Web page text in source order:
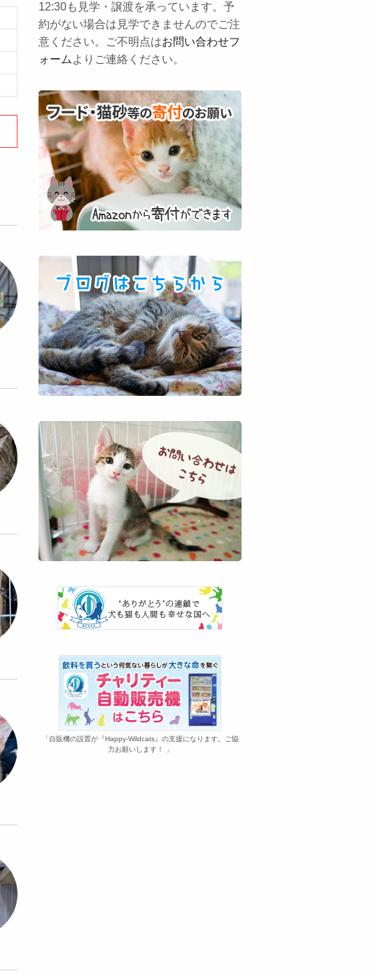
12:30も見学・譲渡を承っています。予
約がない場合は見学できませんのでご注
意ください。ご不明点はお問い合わせフ
ォーム よりご連絡ください。
「自販機の設置が『Happy-Wildcats』の支援になります。ご協
力お願いします！ 」